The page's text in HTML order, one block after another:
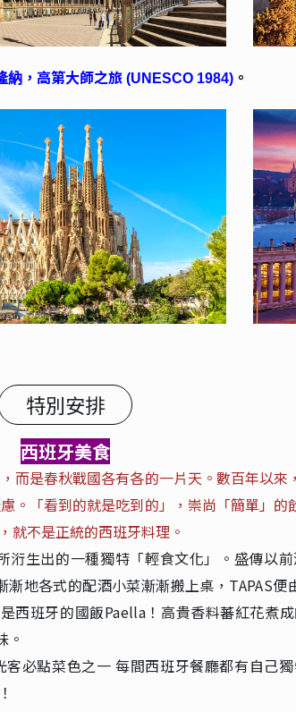
納， 高第大師之旅(UNESCO 1984)。
特別安排
西班牙美食
而是春秋戰國各有各的一片天。數百年以
「看到的就是吃到的」，崇尚「簡單」
就不是正統的西班牙料理。
洐生出的一種獨特「輕食文化」。盛傳以
地各式的配酒小菜漸漸搬上桌，TAPAS便
西班牙的國飯Paella！高貴香料蕃紅花煮
。
必點菜色之一 每間西班牙餐廳都有自己